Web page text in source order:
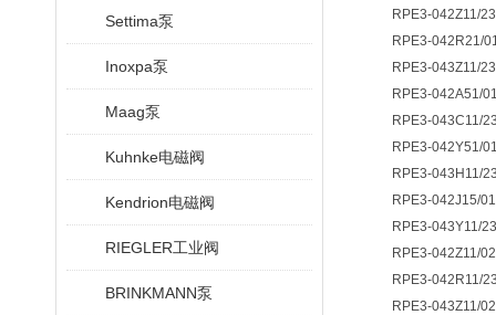
Settima泵
Inoxpa泵
Maag泵
Kuhnke电磁阀
Kendrion电磁阀
RIEGLER工业阀
BRINKMANN泵
RPE3-042Z11/
RPE3-042R21/
RPE3-043Z11/
RPE3-042A51/
RPE3-043C11/
RPE3-042Y51/
RPE3-043H11/
RPE3-042J15/
RPE3-043Y11/
RPE3-042Z11/
RPE3-042R11/
RPE3-043Z11/